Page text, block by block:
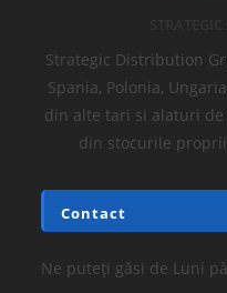
Strategic Distribution
Spania, Polonia,
din alte tari si alaturi
din stocurile
Contact
Ne puteți găsi de Luni